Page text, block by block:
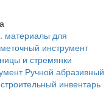
материалы для
инструмент
и стремянки
Ручной абразивный
инвентарь